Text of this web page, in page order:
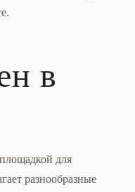
в
для
разнообразные